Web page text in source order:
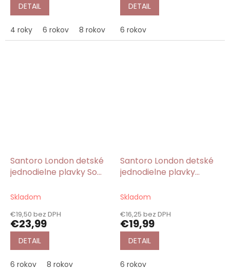
DETAIL
4 roky 6 rokov 8 rokov 10 rokov
DETAIL
6 rokov
Santoro London detské
jednodielne plavky So
Skladom
€19,50 bez DPH
€23,99
DETAIL
6 rokov 8 rokov
Santoro London detské
jednodielne plavky
Has a Story/Gorjuss
Skladom
€16,25 bez DPH
€19,99
DETAIL
6 rokov